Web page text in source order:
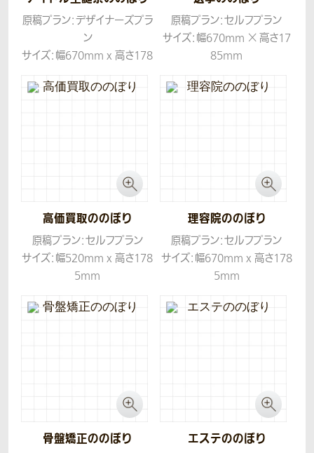
原稿プラン：デザイナーズプラ
ン
サイズ：幅670mm x 高さ178
生地：テトロンポンジ
原稿プラン：セルフプラン
サイズ：幅670mm × 高さ17
85mm
生地：テトロンポンジ
高価買取ののぼり
原稿プラン：セルフプラン
サイズ：幅520mm x 高さ178
5mm
生地：テトロンポンジ
理容院ののぼり
原稿プラン：セルフプラン
サイズ：幅670mm x 高さ178
5mm
生地：テトロンポンジ
骨盤矯正ののぼり エステののぼり